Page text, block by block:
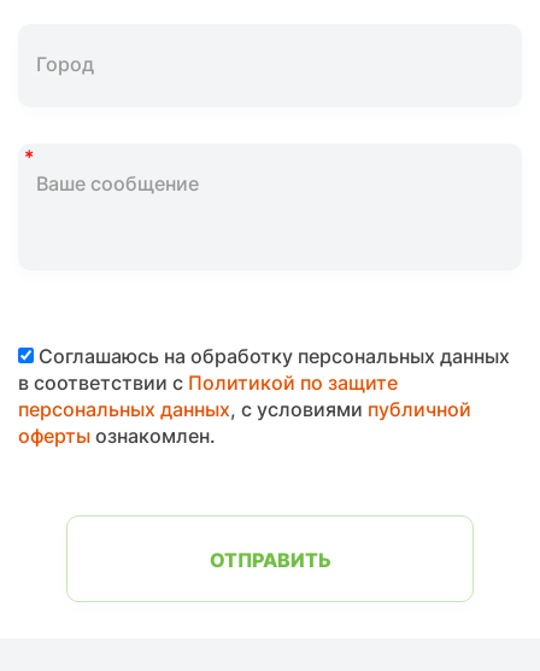
Соглашаюсь на обработку персональных данных
в соответствии с Политикой по защите
персональных данных, с условиями публичной
офертыознакомлен.
ОТПРАВИТЬ